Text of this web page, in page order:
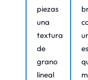
piezas
una
textura
de
grano
lineal